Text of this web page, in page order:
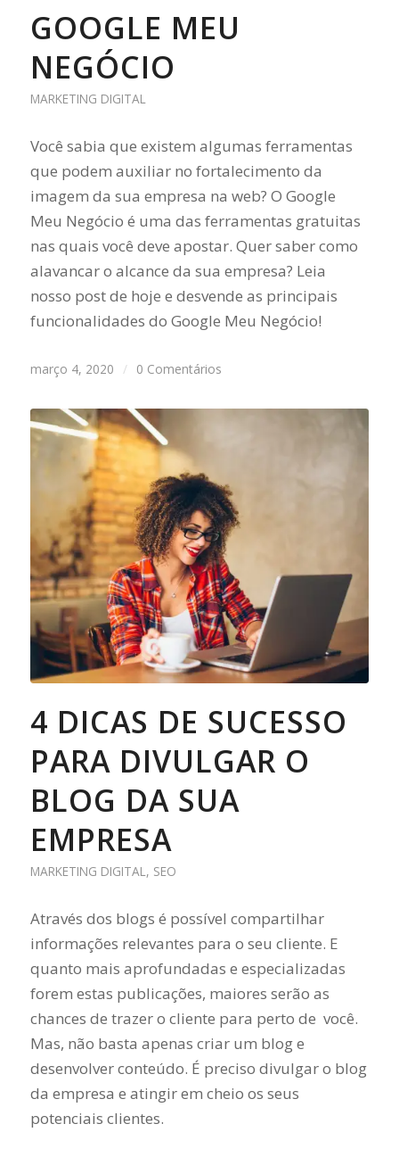
GOOGLE MEU
NEGÓCIO
MARKETING DIGITAL
Você sabia que existem algumas ferramentas
que podem auxiliar no fortalecimento da
imagem da sua empresa na web? O Google
Meu Negócio é uma das ferramentas gratuitas
nas quais você deve apostar. Quer saber como
alavancar o alcance da sua empresa? Leia
nosso post de hoje e desvende as principais
funcionalidades do Google Meu Negócio!
março 4, 2020 / 0 Comentários
4 DICAS DE SUCESSO
PARA DIVULGAR O
BLOG DA SUA
EMPRESA
MARKETING DIGITAL, SEO
Através dos blogs é possível compartilhar
informações relevantes para o seu cliente. E
quanto mais aprofundadas e especializadas
forem estas publicações, maiores serão as
chances de trazer o cliente para perto de você.
Mas, não basta apenas criar um blog e
desenvolver conteúdo. É preciso divulgar o blog
da empresa e atingir em cheio os seus
potenciais clientes.